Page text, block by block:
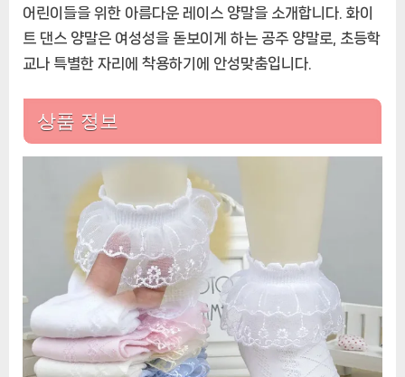
이
용
레
이
–
스
말
어린이들을 위한 아름다운 레이스 양말을 소개합니다. 화이
트 댄스 양말은 여성성을 돋보이게 하는 공주 양말로, 초등학
교나 특별한 자리에 착용하기에 안성맞춤입니다.
상품 정보